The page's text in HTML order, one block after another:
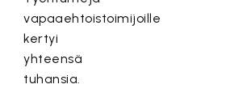
vapaaehtoistoimijoille
kertyi
yhteensä
tuhansia.